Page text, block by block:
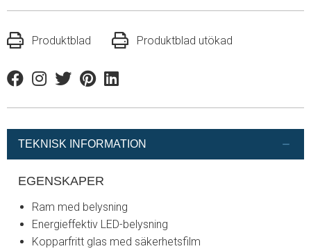
Produktblad Produktblad utökad
FacebookInstagram
TwitterPinterestLinkedin
TEKNISK INFORMATION
EGENSKAPER
Ram med belysning
Energieffektiv LED-belysning
Kopparfritt glas med säkerhetsfilm